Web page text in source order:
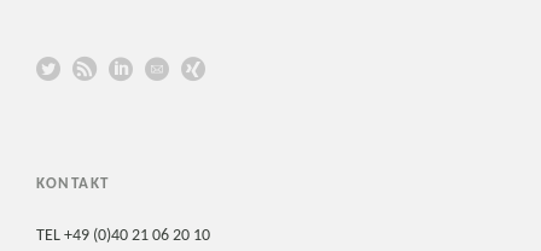
KONTAKT
TEL +49 (0)40 21 06 20 10